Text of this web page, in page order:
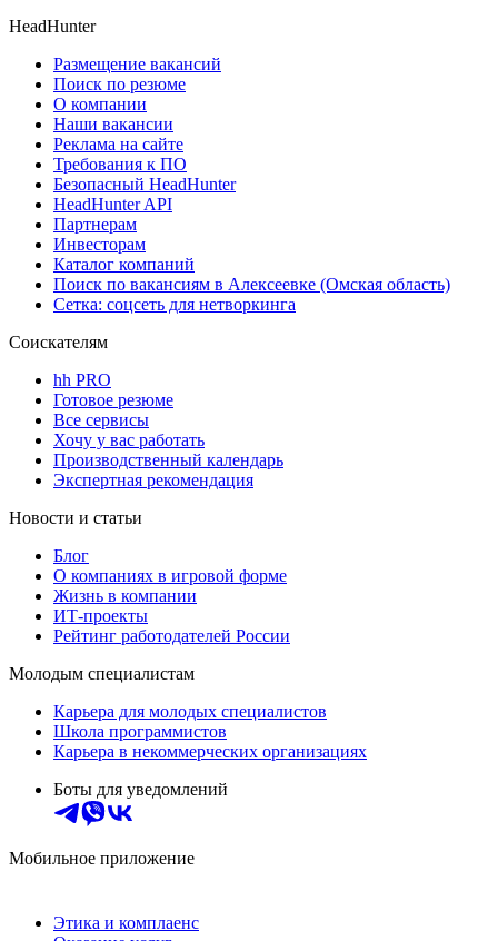
HeadHunter
Размещение вакансий
Поиск по резюме
О компании
Наши вакансии
Реклама на сайте
Требования к ПО
Безопасный HeadHunter
HeadHunter API
Партнерам
Инвесторам
Каталог компаний
Поиск по вакансиям в Алексеевке (Омская область)
Сетка: соцсеть для нетворкинга
Соискателям
hh PRO
Готовое резюме
Все сервисы
Хочу у вас работать
Производственный календарь
Экспертная рекомендация
Новости и статьи
Блог
О компаниях в игровой форме
Жизнь в компании
ИТ-проекты
Рейтинг работодателей России
Молодым специалистам
Карьера для молодых специалистов
Школа программистов
Карьера в некоммерческих организациях
Боты для уведомлений
Мобильное приложение
Этика и комплаенс